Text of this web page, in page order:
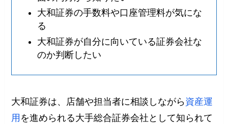
大和証券の手数料や口座管理料が気にな
る
大和証券が自分に向いている証券会社な
のか判断したい
大和証券は、店舗や担当者に相談しながら資産運
用 を進められる大手総合証券会社として知られて